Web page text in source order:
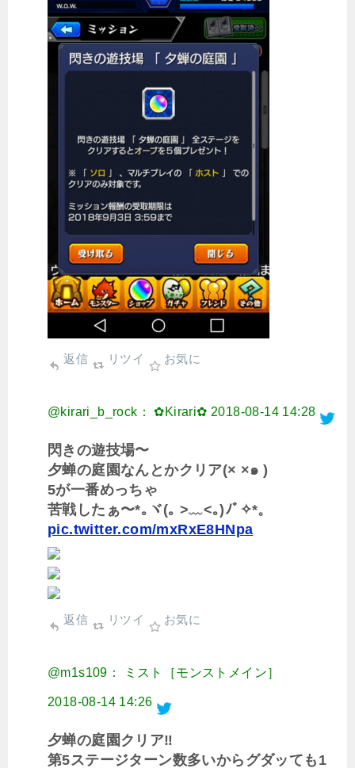
返信 リツイ お気に
@kirari_b_rock： ✿Kirari✿ 2018-08-14 14:28
閃きの遊技場〜
夕蝉の庭園なんとかクリア(× ×๑ )
5が一番めっちゃ
苦戦したぁ〜*｡ヾ(｡ >﹏<｡)ﾉﾞ✧*。
pic.twitter.com/mxRxE8HNpa
返信 リツイ お気に
@m1s109： ミスト［モンストメイン］
2018-08-14 14:26
夕蝉の庭園クリア‼︎
第5ステージターン数多いからグダッても1